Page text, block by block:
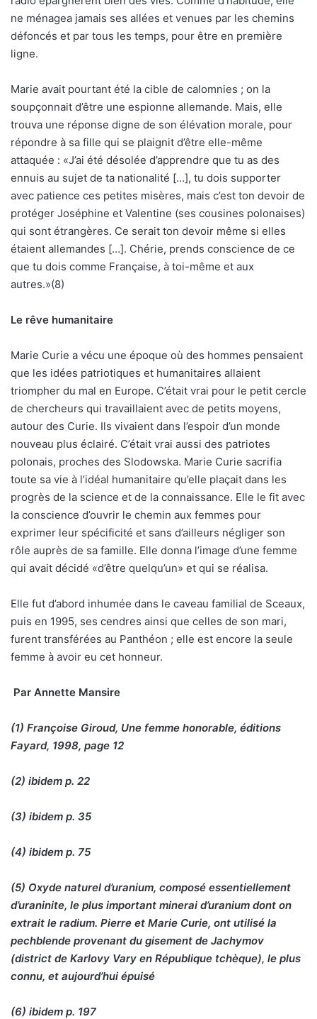
ne ménagea jamais ses allées et venues par les chemins
défoncés et par tous les temps, pour être en première
ligne.
Marie avait pourtant été la cible de calomnies ; on la
soupçonnait d’être une espionne allemande. Mais, elle
trouva une réponse digne de son élévation morale, pour
répondre à sa fille qui se plaignit d’être elle-même
attaquée : «J’ai été désolée d’apprendre que tu as des
ennuis au sujet de ta nationalité […], tu dois supporter
avec patience ces petites misères, mais c’est ton devoir de
protéger Joséphine et Valentine (ses cousines polonaises)
qui sont étrangères. Ce serait ton devoir même si elles
étaient allemandes […]. Chérie, prends conscience de ce
que tu dois comme Française, à toi-même et aux
autres.»(8)
Le rêve humanitaire
Marie Curie a vécu une époque où des hommes pensaient
que les idées patriotiques et humanitaires allaient
triompher du mal en Europe. C’était vrai pour le petit cercle
de chercheurs qui travaillaient avec de petits moyens,
autour des Curie. Ils vivaient dans l’espoir d’un monde
nouveau plus éclairé. C’était vrai aussi des patriotes
polonais, proches des Slodowska. Marie Curie sacrifia
toute sa vie à l’idéal humanitaire qu’elle plaçait dans les
progrès de la science et de la connaissance. Elle le fit avec
la conscience d’ouvrir le chemin aux femmes pour
exprimer leur spécificité et sans d’ailleurs négliger son
rôle auprès de sa famille. Elle donna l’image d’une femme
qui avait décidé «d’être quelqu’un» et qui se réalisa.
Elle fut d’abord inhumée dans le caveau familial de Sceaux,
puis en 1995, ses cendres ainsi que celles de son mari,
furent transférées au Panthéon ; elle est encore la seule
femme à avoir eu cet honneur.
Par Annette Mansire
(1) Françoise Giroud, Une femme honorable, éditions
Fayard, 1998, page 12
(2) ibidem p. 22
(3) ibidem p. 35
(4) ibidem p. 75
(5) Oxyde naturel d’uranium, composé essentiellement
d’uraninite, le plus important minerai d’uranium dont on
extrait le radium. Pierre et Marie Curie, ont utilisé la
pechblende provenant du gisement de Jachymov
(district de Karlovy Vary en République tchèque), le plus
connu, et aujourd’hui épuisé
(6) ibidem p. 197